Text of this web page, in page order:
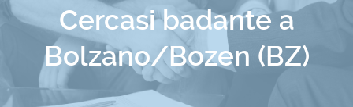
Cercasi badante a
Bolzano/Bozen (BZ)